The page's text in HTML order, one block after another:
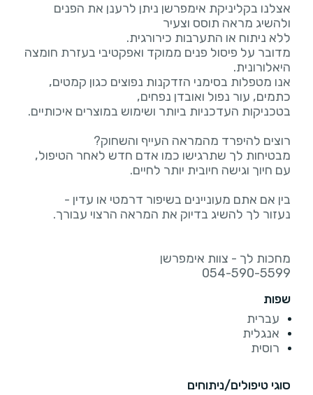
אצלנו בקליניקת אימפרשן ניתן לרענן את הפנים
מדובר על פיסול פנים ממוקד ואפקטיבי בעזרת חומצה
אנו מטפלות בסימני הזדקנות נפוצים כגון קמטים,
054-590-5599
שפות
עברית
אנגלית
רוסית
סוגי טיפולים/ניתוחים